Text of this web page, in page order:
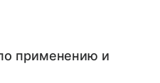
применению и